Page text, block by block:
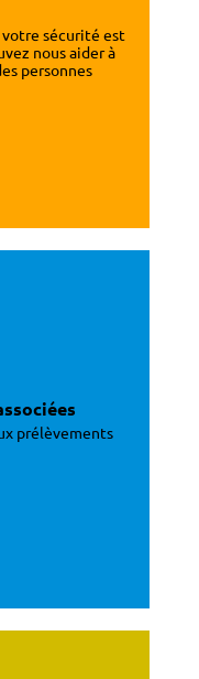
sécurité est
nous aider à
personnes
prélèvements